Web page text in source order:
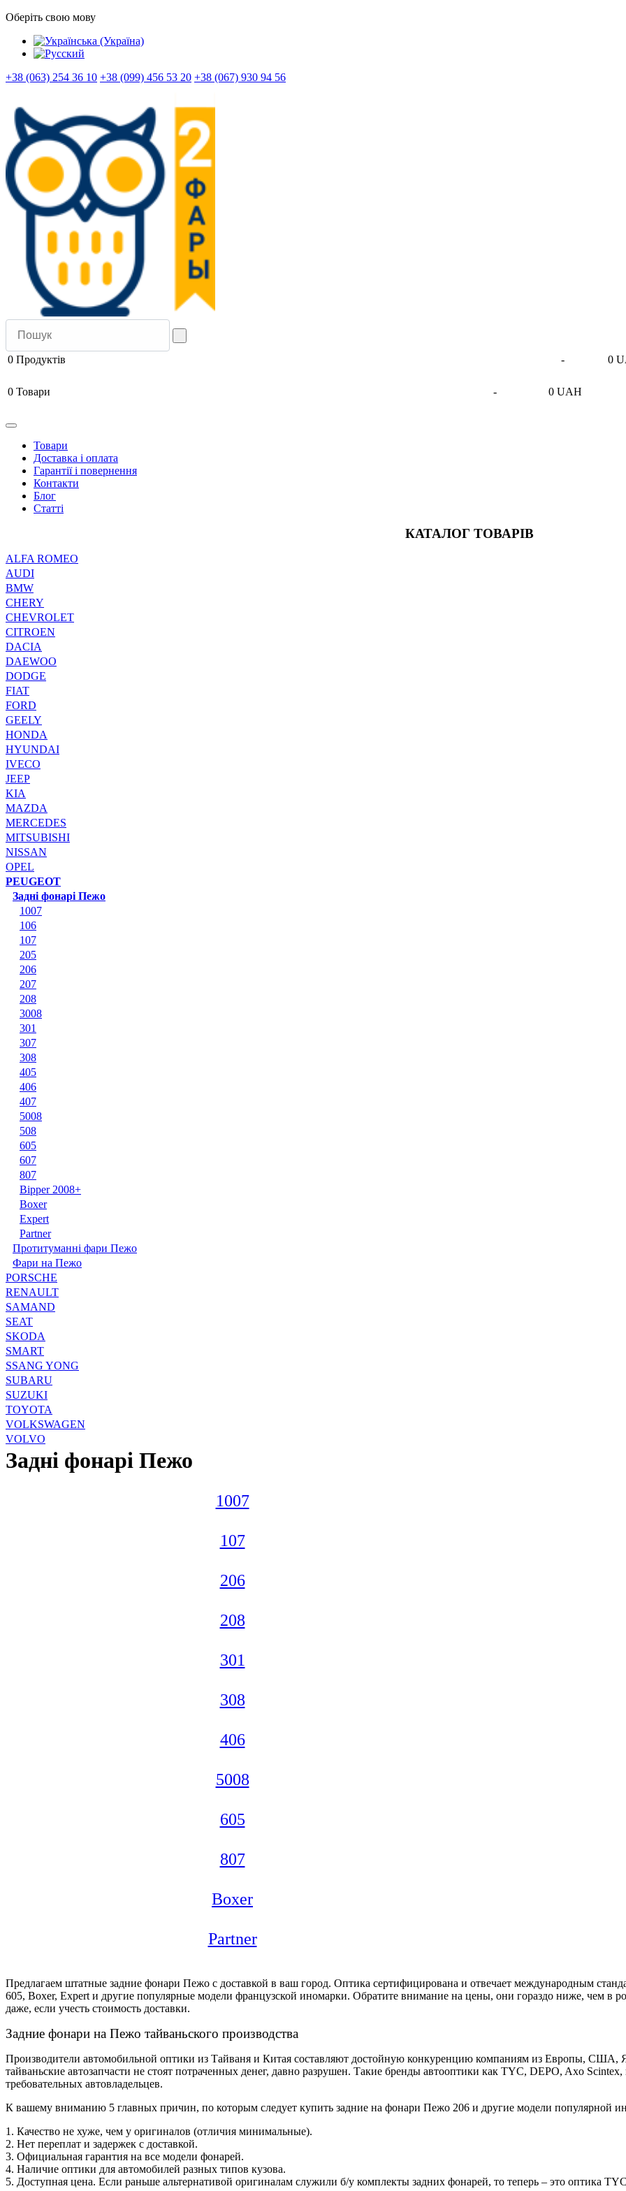
Оберіть свою мову
+38 (063) 254 36 10 +38 (099) 456 53 20 +38 (067) 930 94 56
0 Продуктів -
0
0 Товари -
0 UAH
Товари
Доставка і оплата
Гарантії і повернення
Контакти
Блог
Статті
КАТАЛОГ ТОВАРІВ
ALFA ROMEO
AUDI
BMW
CHERY
CHEVROLET
CITROEN
DACIA
DAEWOO
DODGE
FIAT
FORD
GEELY
HONDA
HYUNDAI
IVECO
JEEP
KIA
MAZDA
MERCEDES
MITSUBISHI
NISSAN
OPEL
PEUGEOT
Задні фонарі Пежо
1007
106
107
205
206
207
208
3008
301
307
308
405
406
407
5008
508
605
607
807
Bipper 2008+
Boxer
Expert
Partner
Протитуманні фари Пежо
Фари на Пежо
PORSCHE
RENAULT
SAMAND
SEAT
SKODA
SMART
SSANG YONG
SUBARU
SUZUKI
TOYOTA
VOLKSWAGEN
VOLVO
Задні фонарі Пежо
1007
107
206
208
301
308
406
5008
605
807
Boxer
Partner
Предлагаем штатные задние фонари Пежо с доставкой в ваш город. Оптика сертифицирована и отвечает международным
605, Boxer, Expert и другие популярные модели французской иномарки. Обратите внимание на цены, они гораздо ниже, чем в
даже, если учесть стоимость доставки.
Задние фонари на Пежо тайваньского производства
Производители автомобильной оптики из Тайваня и Китая составляют достойную конкуренцию компаниям из Европы, США,
тайваньские автозапчасти не стоят потраченных денег, давно разрушен. Такие бренды автооптики как TYC, DEPO, Axo
требовательных автовладельцев.
К вашему вниманию 5 главных причин, по которым следует купить задние на фонари Пежо 206 и другие модели популярной
1. Качество не хуже, чем у оригиналов (отличия минимальные).
2. Нет переплат и задержек с доставкой.
3. Официальная гарантия на все модели фонарей.
4. Наличие оптики для автомобилей разных типов кузова.
5. Доступная цена. Если раньше альтернативой оригиналам служили б/у комплекты задних фонарей, то теперь – это оптика